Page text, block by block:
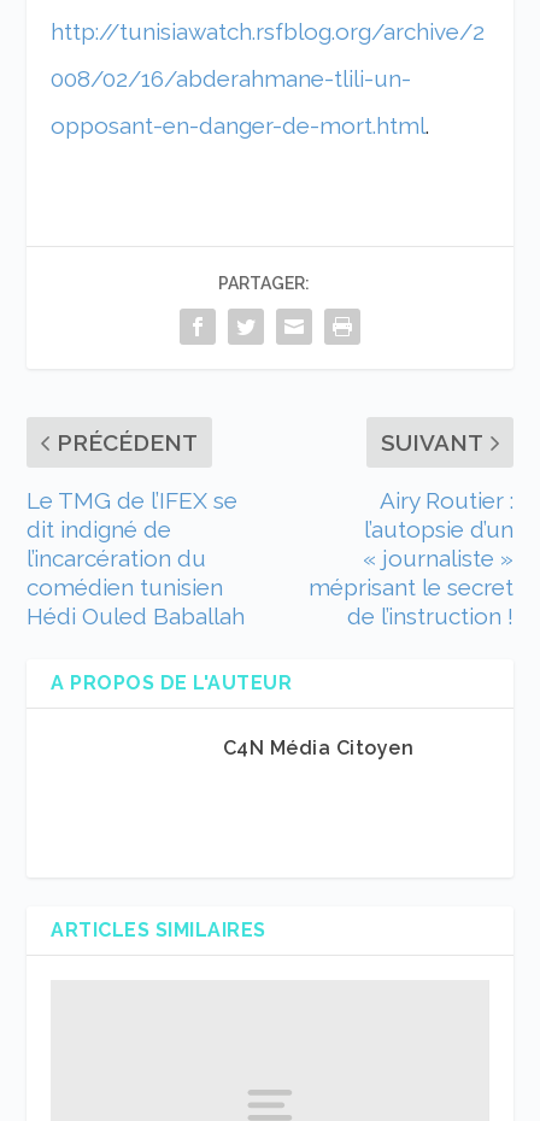
http://tunisiawatch.rsfblog.org/archive/2
008/02/16/abderahmane-tlili-un-
opposant-en-danger-de-mort.html.
PARTAGER:
PRÉCÉDENT
Le TMG de l’IFEX se
dit indigné de
l’incarcération du
comédien tunisien
Hédi Ouled Baballah
SUIVANT
Airy Routier :
l’autopsie d’un
« journaliste »
méprisant le secret
de l’instruction !
A PROPOS DE L'AUTEUR
C4N Média Citoyen
ARTICLES SIMILAIRES